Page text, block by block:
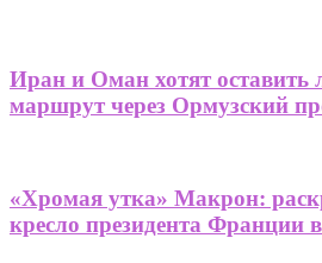
Иран и Оман хотят оставить
маршрут через Ормузский
«Хромая утка» Макрон:
кресло президента Франции